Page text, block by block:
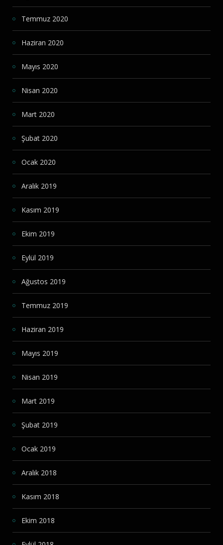
Temmuz 2020
Haziran 2020
Mayıs 2020
Nisan 2020
Mart 2020
Şubat 2020
Ocak 2020
Aralık 2019
Kasım 2019
Ekim 2019
Eylül 2019
Ağustos 2019
Temmuz 2019
Haziran 2019
Mayıs 2019
Nisan 2019
Mart 2019
Şubat 2019
Ocak 2019
Aralık 2018
Kasım 2018
Ekim 2018